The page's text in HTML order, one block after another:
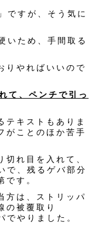
すが、そう気に
ため、手間取る
りやればいいので
て、ペンチで引っ
キストもありま
がことのほか苦手
れ目を入れて、
で、残るゲバ部分
です。
方は、ストリッパ
の被覆取り
でやりました。